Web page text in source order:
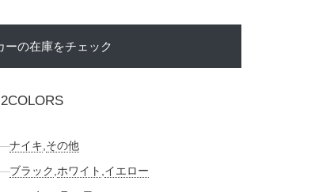
ーの在庫をチェック
ナイキ その他
ブラック ホワイト イエロー